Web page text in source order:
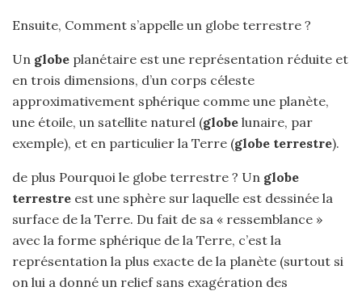
Ensuite, Comment s’appelle un globe terrestre ?
Un globe planétaire est une représentation réduite et
en trois dimensions, d’un corps céleste
approximativement sphérique comme une planète,
une étoile, un satellite naturel (globe lunaire, par
exemple), et en particulier la Terre (globe terrestre).
de plus Pourquoi le globe terrestre ? Un globe
terrestre est une sphère sur laquelle est dessinée la
surface de la Terre. Du fait de sa « ressemblance »
avec la forme sphérique de la Terre, c’est la
représentation la plus exacte de la planète (surtout si
on lui a donné un relief sans exagération des